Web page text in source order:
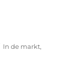
Categorieën
In de markt,